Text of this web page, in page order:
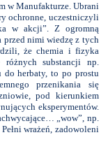
w Manufakturze. Ubrani
ochronne, uczestniczyli
w akcji”. Z ogromną
przed nimi wiedzę z tych
że chemia i fizyka
substancji np.
do herbaty, to po prostu
przenikania się
pod kierunkiem
eksperymentów.
„wow”, np.
wrażeń, zadowoleni